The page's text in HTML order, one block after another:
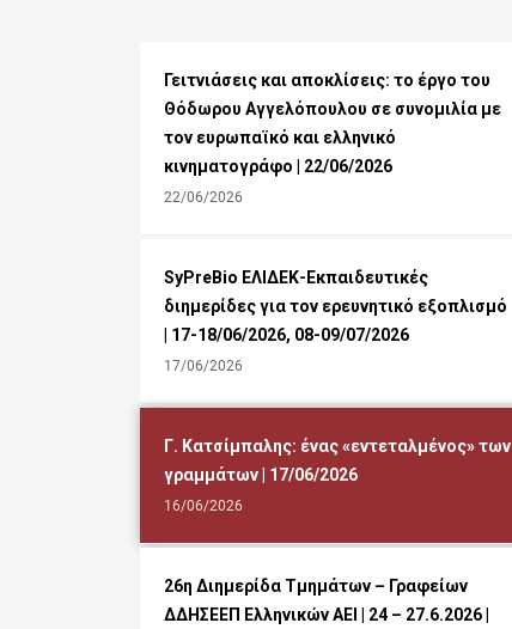
Γειτνιάσεις και αποκλίσεις: το έργο του
Θόδωρου Αγγελόπουλου σε συνομιλία με
τον ευρωπαϊκό και ελληνικό
κινηματογράφο | 22/06/2026
22/06/2026
SyPreBio ΕΛΙΔΕΚ-Εκπαιδευτικές
διημερίδες για τον ερευνητικό εξοπλισμό
| 17-18/06/2026, 08-09/07/2026
17/06/2026
Γ. Κατσίμπαλης: ένας «εντεταλμένος» των
γραμμάτων | 17/06/2026
16/06/2026
26η Διημερίδα Τμημάτων – Γραφείων
ΔΔΗΣΕΕΠ Ελληνικών ΑΕΙ | 24 – 27.6.2026 |